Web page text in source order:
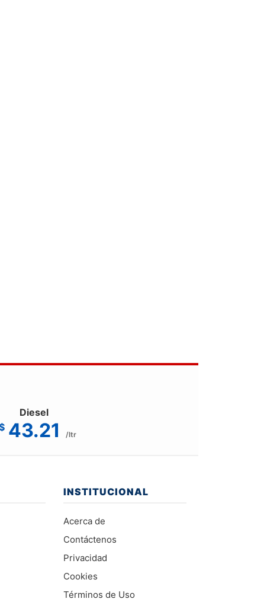
Diesel
43.21 /ltr
INSTITUCIONAL
Acerca de
Contáctenos
Privacidad
Cookies
Términos de Uso